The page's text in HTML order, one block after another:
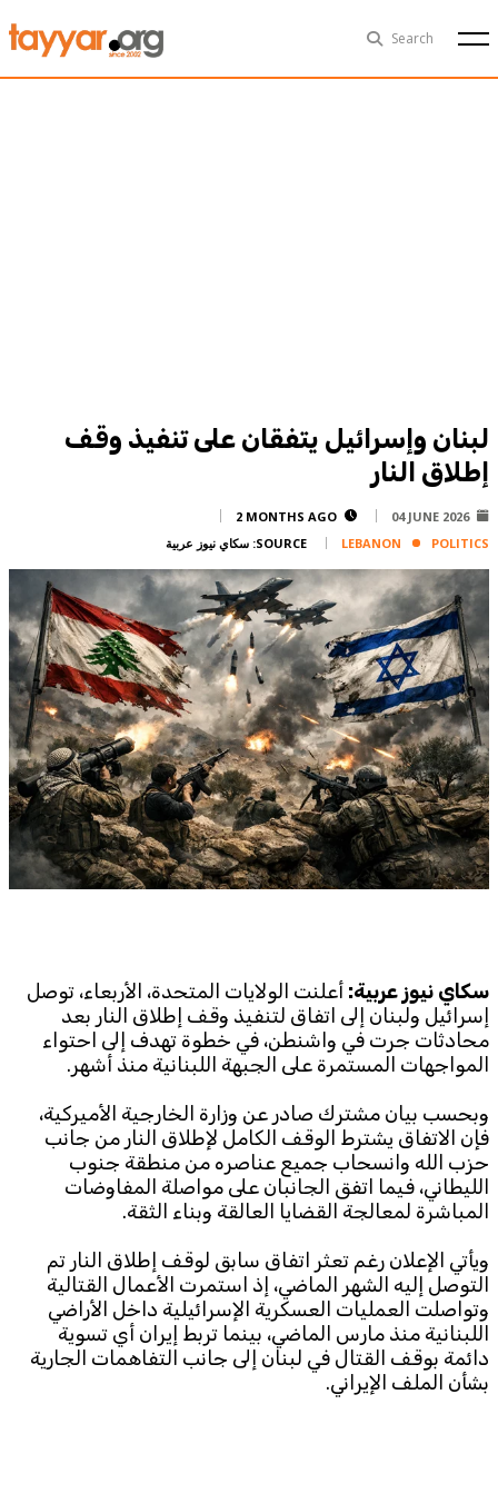
Search
Thu, Aug 6th 29°C
Contact
FPM
Services
Horoscope
Polls
Jobs
Writers
Legal
Privacy Policy
Subscribe to the newsletter
TTV Plus
Download the app
لبنان وإسرائيل يتفقان على تنفيذ وقف
إطلاق النار
04 JUNE 2026
2 MONTHS AGO
LEBANON
POLITICS
SOURCE: سكاي نيوز عربية
سكاي نيوز عربية: أعلنت الولايات المتحدة، الأربعاء، توصل
إسرائيل ولبنان إلى اتفاق لتنفيذ وقف إطلاق النار بعد
محادثات جرت في واشنطن، في خطوة تهدف إلى احتواء
المواجهات المستمرة على الجبهة اللبنانية منذ أشهر.
وبحسب بيان مشترك صادر عن وزارة الخارجية الأميركية،
فإن الاتفاق يشترط الوقف الكامل لإطلاق النار من جانب
حزب الله وانسحاب جميع عناصره من منطقة جنوب
الليطاني، فيما اتفق الجانبان على مواصلة المفاوضات
المباشرة لمعالجة القضايا العالقة وبناء الثقة.
ويأتي الإعلان رغم تعثر اتفاق سابق لوقف إطلاق النار تم
التوصل إليه الشهر الماضي، إذ استمرت الأعمال القتالية
وتواصلت العمليات العسكرية الإسرائيلية داخل الأراضي
اللبنانية منذ مارس الماضي، بينما تربط إيران أي تسوية
دائمة بوقف القتال في لبنان إلى جانب التفاهمات الجارية
بشأن الملف الإيراني.